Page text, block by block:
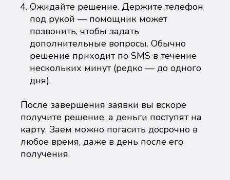
Ожидайте решение. Держите телефон
под рукой — помощник может
позвонить, чтобы задать
дополнительные вопросы. Обычно
решение приходит по SMS в течение
нескольких минут (редко — до одного
дня).
После завершения заявки вы вскоре
получите решение, а деньги поступят на
карту. Заем можно погасить досрочно в
любое время, даже в день после его
получения.